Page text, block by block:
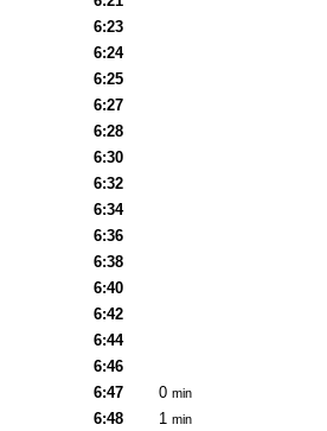
6:23
6:24
6:25
6:27
6:28
6:30
6:32
6:34
6:36
6:38
6:40
6:42
6:44
6:46
6:47 0 min
6:48 1 min